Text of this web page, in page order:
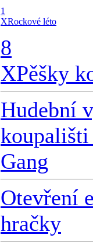
1
XRockové léto
8
XPěšky
Hudební
Gang
Otevření
hračky